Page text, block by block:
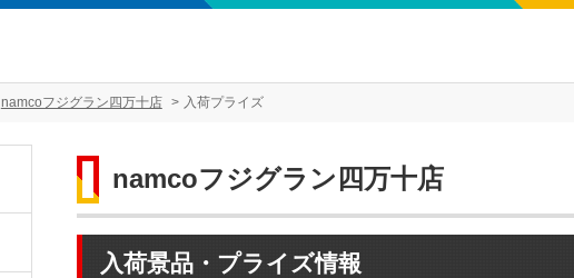
namcoフジグラン四万十店 入荷プライズ
namcoフジグラン四万十店
入荷景品・プライズ情報